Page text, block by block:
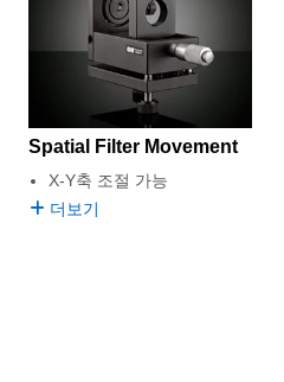
Spatial Filter Movement
X-Y축 조절 가능
더보기